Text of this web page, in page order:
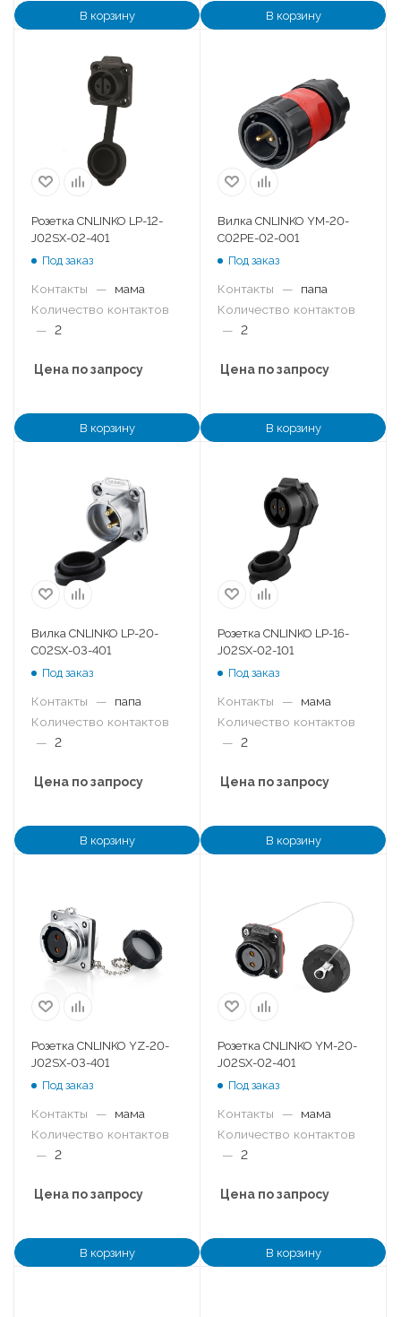
В корзину В корзину
Розетка CNLINKO LP-12-
J02SX-02-401
Под заказ
Контакты —
мама
Количество контактов
— 2
Цена по запросу
В корзину
Вилка CNLINKO YM-20-
C02PE-02-001
Под заказ
Контакты —
папа
Количество контактов
— 2
Цена по запросу
В корзину
Вилка CNLINKO LP-20-
C02SX-03-401
Под заказ
Контакты —
папа
Количество контактов
— 2
Цена по запросу
В корзину
Розетка CNLINKO LP-16-
J02SX-02-101
Под заказ
Контакты —
мама
Количество контактов
— 2
Цена по запросу
В корзину
Розетка CNLINKO YZ-20-
J02SX-03-401
Под заказ
Контакты —
мама
Количество контактов
— 2
Цена по запросу
В корзину
Розетка CNLINKO YM-20-
J02SX-02-401
Под заказ
Контакты —
мама
Количество контактов
— 2
Цена по запросу
В корзину